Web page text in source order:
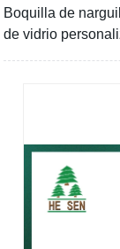
Boquilla de
de vidrio